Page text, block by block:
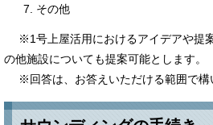
その他
※1号上屋活用におけるアイデアや提
の他施設についても提案可能とします。
※回答は、お答えいただける範囲で構